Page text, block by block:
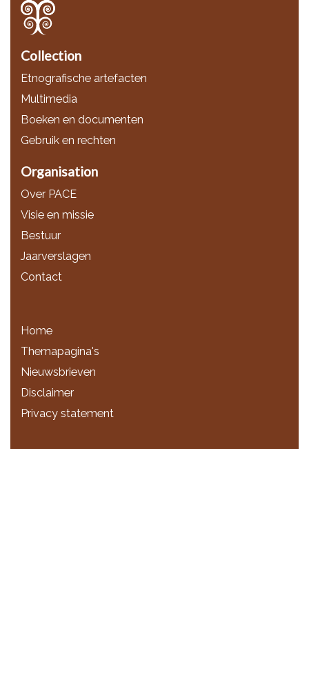
Collection
Etnografische artefacten
Multimedia
Boeken en documenten
Gebruik en rechten
Organisation
Over PACE
Visie en missie
Bestuur
Jaarverslagen
Contact
Home
Themapagina's
Nieuwsbrieven
Disclaimer
Privacy statement